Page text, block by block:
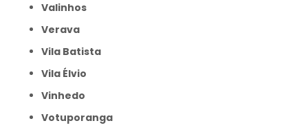
Valinhos
Verava
Vila Batista
Vila Élvio
Vinhedo
Votuporanga